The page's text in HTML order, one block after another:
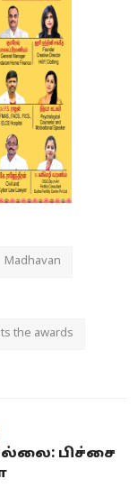
Madhavan
the awards
பிச்சை